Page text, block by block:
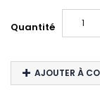
Quantité
AJOUTER À